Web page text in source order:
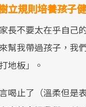
立規則培養孩子
長不要太在乎自己
幫我帶過孩子，我
地板」。
喝止了（溫柔但是